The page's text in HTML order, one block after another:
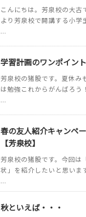
こんにちは。芳泉校の大古
より芳泉校で開講する小学
...
学習計画のワンポイント
芳泉校の猪股です。夏休み
は勉強これからがんばろう
...
春の友人紹介キャンペ
【芳泉校】
芳泉校の猪股です。今回は
状」を紹介したいと思いま
...
秋といえば・・・